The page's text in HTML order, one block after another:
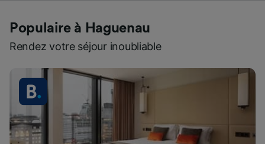
Populaire à Haguenau
Rendez votre séjour inoubliable